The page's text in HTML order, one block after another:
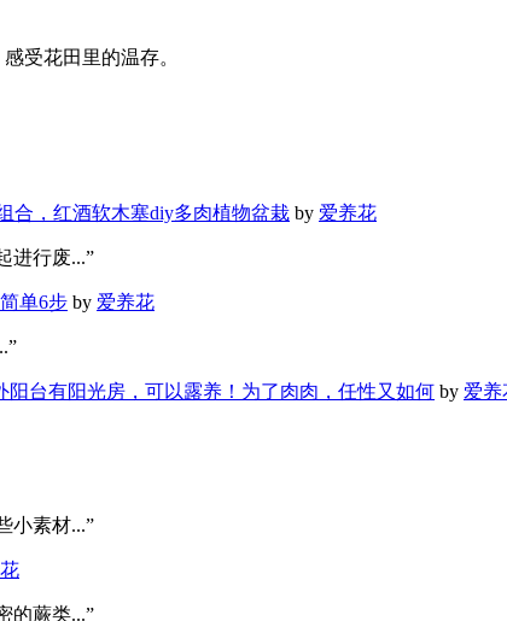
受花田里的温存。
合，红酒软木塞diy多肉植物盆栽 by 爱养花
进行废...”
单6步 by 爱养花
阳台有阳光房，可以露养！为了肉肉，任性又如何 by 爱养
小素材...”
的蕨类...”